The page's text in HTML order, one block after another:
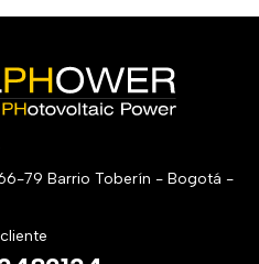
79 Barrio Toberín - Bogotá -